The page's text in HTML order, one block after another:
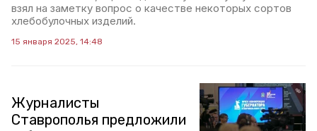
взял на заметку вопрос о качестве некоторых сортов
хлебобулочных изделий.
15 января 2025, 14:48
Журналисты
Ставрополья предложили